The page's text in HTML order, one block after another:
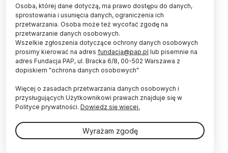
Mówi się, że praktyka czyni mistrza. Z nowych
badań wynika, że o zdolnościach muzycznych
przesądza również osobowość. Dotyczy to nawet
tych osób, które nie grają na instrumencie -
informują naukowcy w "Journal of Research in
Personality".
Posiadanie cechy osobowości określanej jako
\"otwartość na doświadczenie\" wskazuje na
muzyczne zdolności - twierdzą psychologowie z
Brytania).
Osoba, której dane dotyczą, ma prawo dostępu do danych,
sprostowania i usunięcia danych, ograniczenia ich
przetwarzania. Osoba może też wycofać zgodę na
przetwarzanie danych osobowych.
Wszelkie zgłoszenia dotyczące ochrony danych osobowych
prosimy kierować na adres fundacja@pap.pl lub pisemnie na
adres Fundacja PAP, ul. Bracka 6/8, 00-502 Warszawa z
dopiskiem "ochrona danych osobowych"
Więcej o zasadach przetwarzania danych osobowych i
przysługujących Użytkownikowi prawach znajduje się w
Polityce prywatności. Dowiedz się więcej.
Wyrażam zgodę